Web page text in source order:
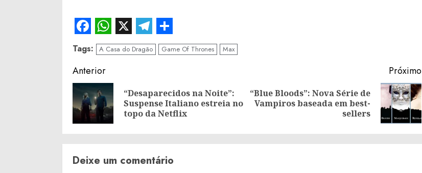
Facebook
WhatsApp
X Telegram
Share
Tags: A Casa do Dragão Game Of Thrones Max
Continue
Reading
Anterior
Post
“Desaparecidos na Noite”:
Suspense Italiano estreia no
topo da Netflix
Próximo
Próximo
“Blue Bloods”: Nova Série de
Vampiros baseada em best-
sellers
Deixe um comentário